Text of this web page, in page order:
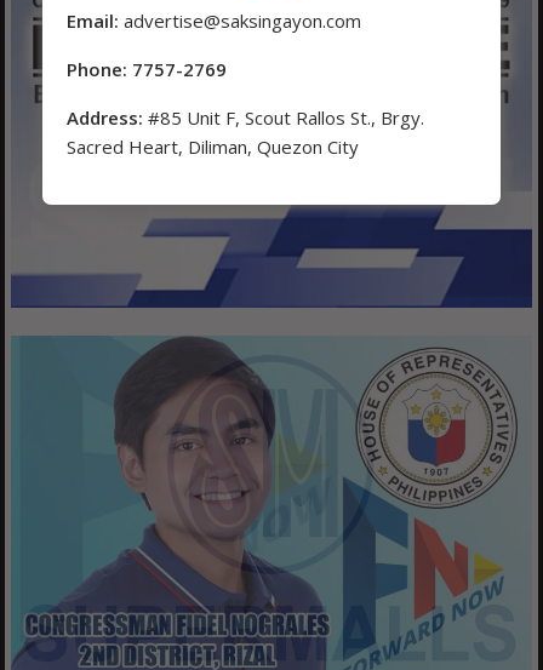
Email: advertise@saksingayon.com
Phone: 7757-2769
Address: #85 Unit F, Scout Rallos St., Brgy.
Sacred Heart, Diliman, Quezon City